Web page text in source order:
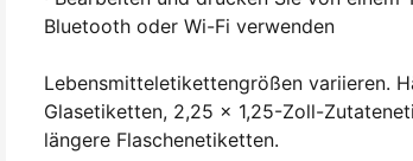
Bluetooth oder Wi-Fi verwenden
Lebensmitteletikettengrößen variieren.
Glasetiketten, 2,25 x 1,25-Zoll-
längere Flaschenetiketten.